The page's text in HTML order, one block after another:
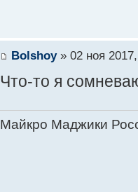
Bolshoy» 02 ноя
Что-то я
Майкро Маджики